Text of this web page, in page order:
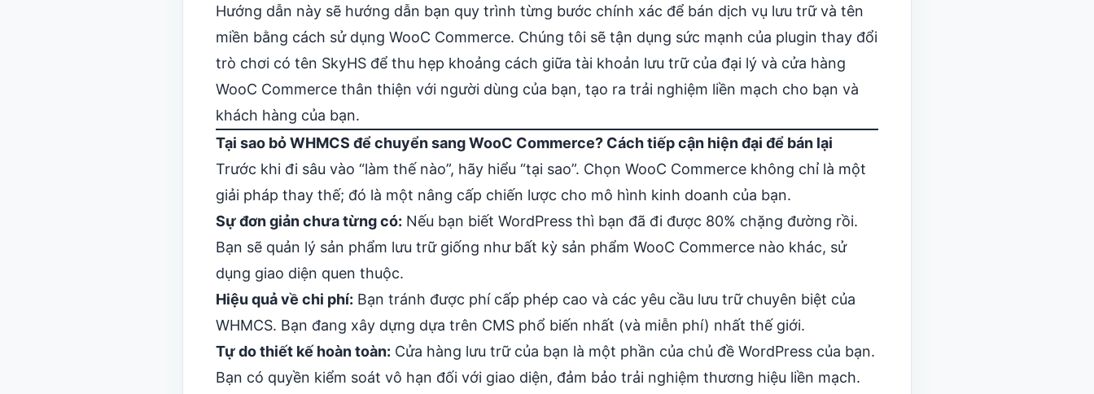
Hướng dẫn này sẽ hướng dẫn bạn quy trình từng bước chính xác để bán dịch vụ lưu trữ và tên
miền bằng cách sử dụng WooC Commerce. Chúng tôi sẽ tận dụng sức mạnh của plugin thay đổi
trò chơi có tên SkyHS để thu hẹp khoảng cách giữa tài khoản lưu trữ của đại lý và cửa hàng
WooC Commerce thân thiện với người dùng của bạn, tạo ra trải nghiệm liền mạch cho bạn và
khách hàng của bạn.
Tại sao bỏ WHMCS để chuyển sang WooC Commerce? Cách tiếp cận hiện đại để bán lại
Trước khi đi sâu vào “làm thế nào”, hãy hiểu “tại sao”. Chọn WooC Commerce không chỉ là một
giải pháp thay thế; đó là một nâng cấp chiến lược cho mô hình kinh doanh của bạn.
Sự đơn giản chưa từng có: Nếu bạn biết WordPress thì bạn đã đi được 80% chặng đường rồi.
Bạn sẽ quản lý sản phẩm lưu trữgiống như bất kỳ sản phẩm WooC Commerce nào khác, sử
dụng giao diện quen thuộc.
Hiệu quả về chi phí: Bạn tránh được phí cấp phép cao và các yêu cầu lưu trữ chuyên biệt của
WHMCS. Bạn đang xây dựng dựa trên CMS phổ biến nhất (và miễn phí) nhất thế giới.
Tự do thiết kế hoàn toàn: Cửa hàng lưu trữ của bạn là một phần của chủ đề WordPress của bạn.
Bạn có quyền kiểm soát vô hạn đối với giao diện, đảm bảo trải nghiệm thương hiệu liền mạch.